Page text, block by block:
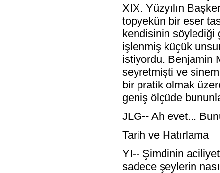
XIX. Yüzyılın
topyekün bir eser
kendisinin söylediği
işlenmiş küçük
istiyordu. Benjamin
seyretmişti ve
bir pratik olmak
geniş ölçüde
JLG-- Ah evet...
Tarih ve Hatırlama
YI-- Şimdinin
sadece şeylerin